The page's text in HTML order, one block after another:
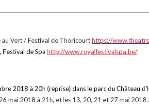
Vert / Festival de Thoricourthttps://
de Spa http://www.royalfestivalspa.be/
2018 à 20h (reprise) dans le parc du Château
mai 2018 à 21h, et les 13, 20, 21 et 27 mai 2018